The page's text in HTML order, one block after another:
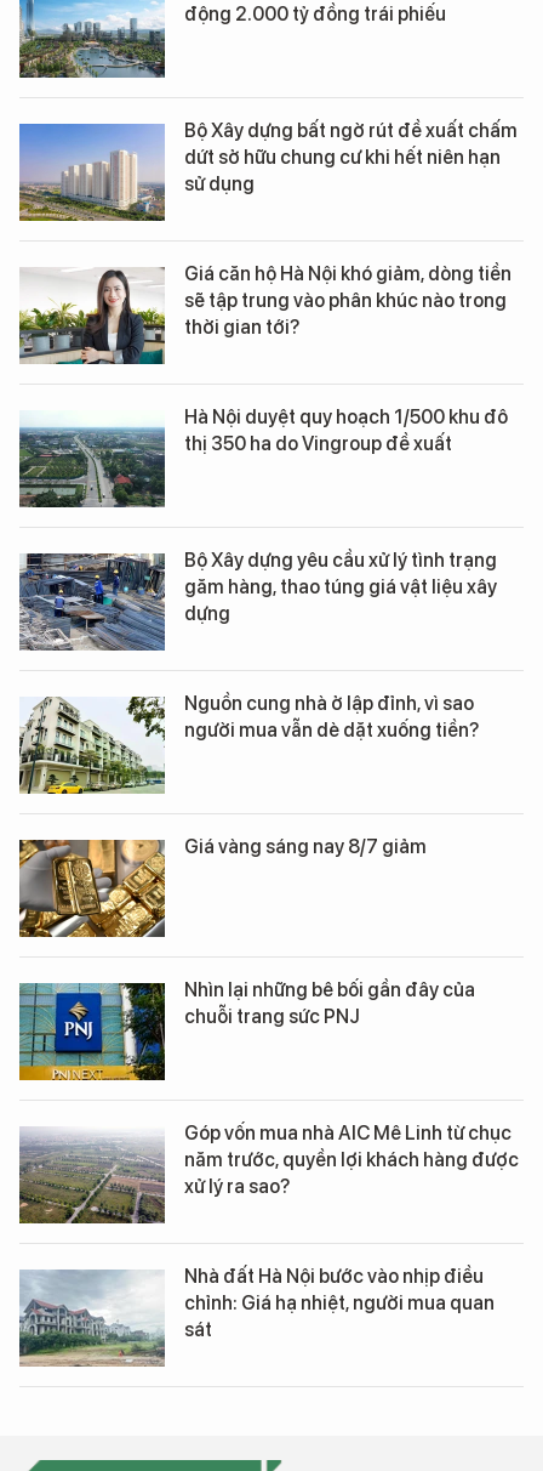
động 2.000 tỷ đồng trái phiếu
Bộ Xây dựng bất ngờ rút đề xuất chấm
dứt sở hữu chung cư khi hết niên hạn
sử dụng
Giá căn hộ Hà Nội khó giảm, dòng tiền
sẽ tập trung vào phân khúc nào trong
thời gian tới?
Hà Nội duyệt quy hoạch 1/500 khu đô
thị 350 ha do Vingroup đề xuất
Bộ Xây dựng yêu cầu xử lý tình trạng
găm hàng, thao túng giá vật liệu xây
dựng
Nguồn cung nhà ở lập đỉnh, vì sao
người mua vẫn dè dặt xuống tiền?
Giá vàng sáng nay 8/7 giảm
Nhìn lại những bê bối gần đây của
chuỗi trang sức PNJ
Góp vốn mua nhà AIC Mê Linh từ chục
năm trước, quyền lợi khách hàng được
xử lý ra sao?
Nhà đất Hà Nội bước vào nhịp điều
chỉnh: Giá hạ nhiệt, người mua quan
sát